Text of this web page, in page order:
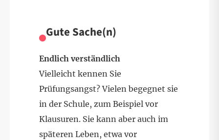
Gute Sache(n)
Endlich verständlich
Vielleicht kennen Sie
Prüfungsangst? Vielen begegnet sie
in der Schule, zum Beispiel vor
Klausuren. Sie kann aber auch im
späteren Leben, etwa vor